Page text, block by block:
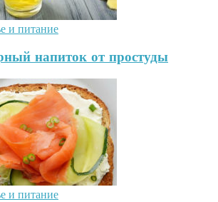
и питание
напиток от простуды
и питание